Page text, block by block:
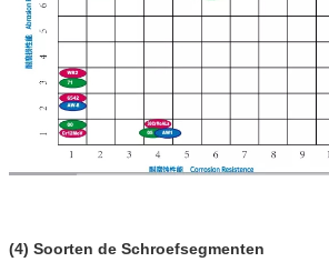
(4) Soorten de Schroefsegmenten